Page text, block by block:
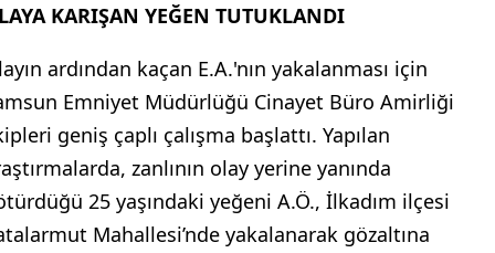
KARIŞAN YEĞEN TUTUKLANDI
ardından kaçan E.A.'nın yakalanması için
Emniyet Müdürlüğü Cinayet Büro Amirliği
geniş çaplı çalışma başlattı. Yapılan
zanlının olay yerine yanında
25 yaşındaki yeğeni A.Ö., İlkadım ilçesi
Mahallesi’nde yakalanarak gözaltına